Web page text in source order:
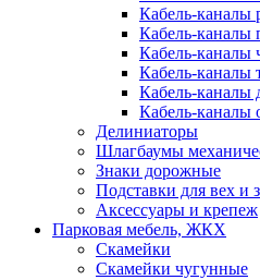
Кабель-каналы
Кабель-каналы
Кабель-каналы
Кабель-каналы
Кабель-каналы
Кабель-каналы
Делиниаторы
Шлагбаумы
Знаки дорожные
Подставки для вех и
Аксессуары и крепеж
Парковая мебель, ЖКХ
Скамейки
Скамейки чугунные